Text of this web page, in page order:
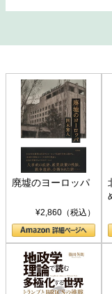
廃墟のヨーロッパ
¥2,860（税込）